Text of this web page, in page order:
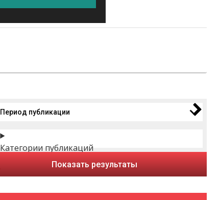
Период публикации
Категории публикаций
Показать результаты